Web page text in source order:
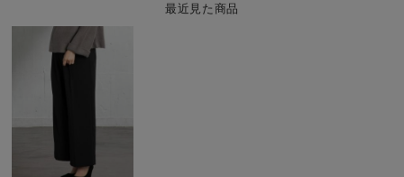
最近見た商品
商